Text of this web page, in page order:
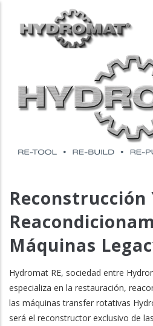
contenido
Reconstrucción
Máquinas
Hydromat RE, sociedad entre
especializa en la restauración,
las máquinas transfer rotativas
será el reconstructor exclusivo de